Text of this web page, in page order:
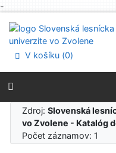
-
Prejsť na menu
Prehlásenie o webovej
V košíku (0)
Zdroj:Slovenská
vo Zvolene - Katalóg
Počet záznamov: 1